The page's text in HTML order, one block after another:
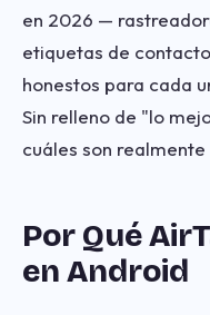
en 2026 —
etiquetas de
honestos para cada
Sin relleno de "lo
cuáles son
Por Qué
en Android